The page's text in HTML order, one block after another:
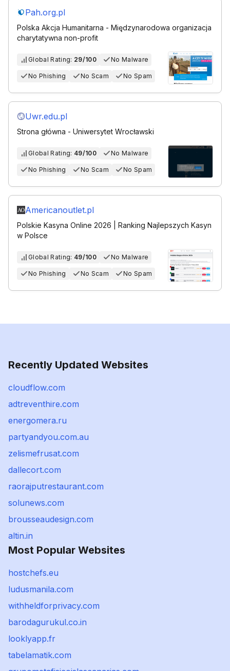
Pah.org.pl
Polska Akcja Humanitarna - Międzynarodowa organizacja
charytatywna non-profit
Global Rating: 29/100 No Malware
No Phishing No Scam No Spam
Uwr.edu.pl
Strona główna - Uniwersytet Wrocławski
Global Rating: 49/100 No Malware
No Phishing No Scam No Spam
Americanoutlet.pl
Polskie Kasyna Online 2026 | Ranking Najlepszych Kasyn
w Polsce
Global Rating: 49/100 No Malware
No Phishing No Scam No Spam
Recently Updated Websites
cloudflow.com
adtreventhire.com
energomera.ru
partyandyou.com.au
zelismefrusat.com
dallecort.com
raorajputrestaurant.com
solunews.com
brousseaudesign.com
altin.in
Most Popular Websites
hostchefs.eu
ludusmanila.com
withheldforprivacy.com
barodagurukul.co.in
looklyapp.fr
tabelamatik.com